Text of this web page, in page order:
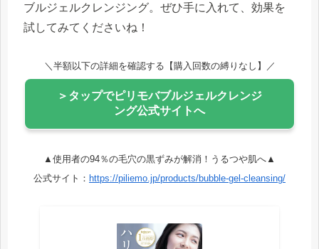
ブルジェルクレンジング。ぜひ手に入れて、効果を
試してみてくださいね！
＼半額以下の詳細を確認する【購入回数の縛りなし】／
＞タップでピリモバブルジェルクレンジ
ング公式サイトへ
▲使用者の94％の毛穴の黒ずみが解消！うるつや肌へ▲
公式サイト： https://piliemo.jp/products/bubble-gel-cleansing/